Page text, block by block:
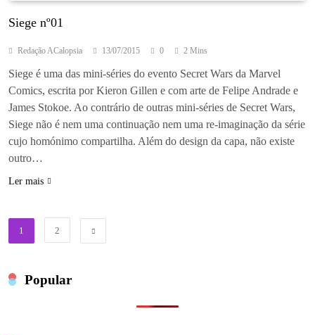
Siege nº01
Redação ACalopsia 13/07/2015 0 2 Mins
Siege é uma das mini-séries do evento Secret Wars da Marvel
Comics, escrita por Kieron Gillen e com arte de Felipe Andrade e
James Stokoe. Ao contrário de outras mini-séries de Secret Wars,
Siege não é nem uma continuação nem uma re-imaginação da série
cujo homónimo compartilha. Além do design da capa, não existe
outro…
Ler mais
1 2
Popular